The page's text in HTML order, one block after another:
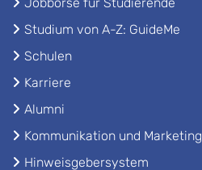
Studium von A-Z: GuideMe
Schulen
Karriere
Alumni
Kommunikation und Marketing
Hinweisgebersystem